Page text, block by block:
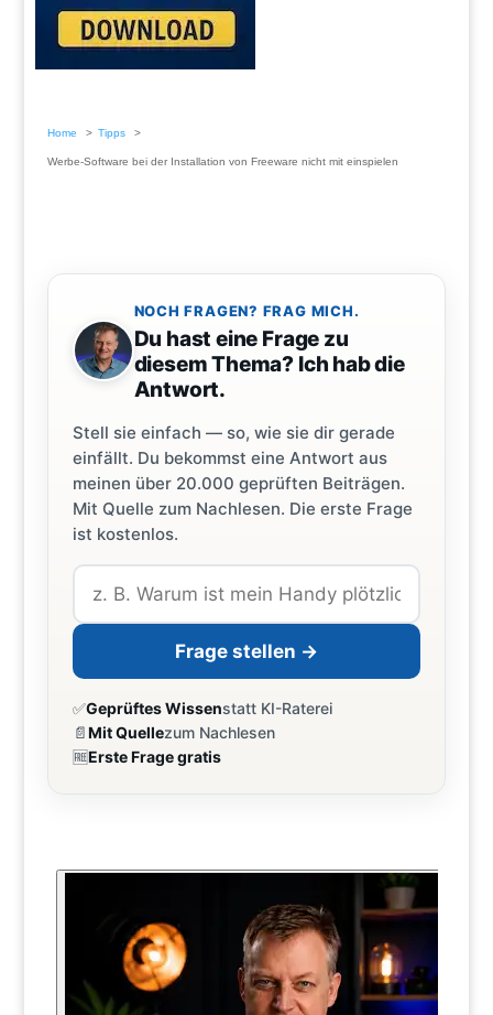
Home Tipps
Werbe-Software bei der Installation von Freeware nicht mit einspielen
NOCH FRAGEN? FRAG MICH.
Du hast eine Frage zu
diesem Thema? Ich hab die
Antwort.
Stell sie einfach — so, wie sie dir gerade
einfällt. Du bekommst eine Antwort aus
meinen über 20.000 geprüften Beiträgen.
Mit Quelle zum Nachlesen. Die erste Frage
ist kostenlos.
Frage stellen →
✅Geprüftes Wissenstatt KI-Raterei
📄Mit Quellezum Nachlesen
🆓Erste Frage gratis